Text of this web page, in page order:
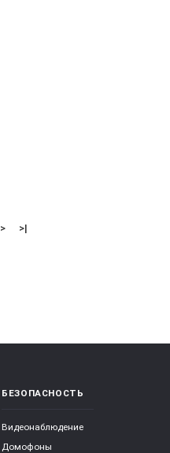
> >|
БЕЗОПАСНОСТЬ
Видеонаблюдение
Домофоны